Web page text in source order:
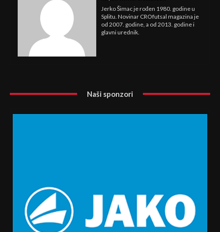
Jerko Šimac je rođen 1980. godine u
Splitu. Novinar CROfutsal magazina je
od 2007. godine, a od 2013. godine i
glavni urednik.
Naši sponzori